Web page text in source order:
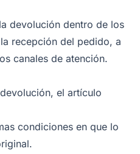
devolución dentro de los
recepción del pedido, a
canales de atención.
el artículo
condiciones en que lo